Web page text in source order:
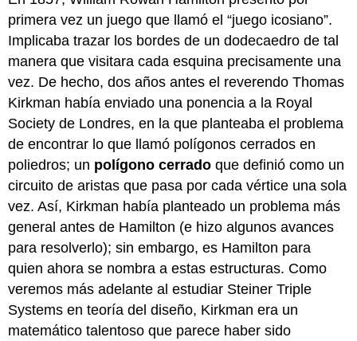
primera vez un juego que llamó el “juego icosiano”.
Implicaba trazar los bordes de un dodecaedro de tal
manera que visitara cada esquina precisamente una
vez. De hecho, dos años antes el reverendo Thomas
Kirkman había enviado una ponencia a la Royal
Society de Londres, en la que planteaba el problema
de encontrar lo que llamó polígonos cerrados en
poliedros; un polígono cerrado que definió como un
circuito de aristas que pasa por cada vértice una sola
vez. Así, Kirkman había planteado un problema más
general antes de Hamilton (e hizo algunos avances
para resolverlo); sin embargo, es Hamilton para
quien ahora se nombra a estas estructuras. Como
veremos más adelante al estudiar Steiner Triple
Systems en teoría del diseño, Kirkman era un
matemático talentoso que parece haber sido